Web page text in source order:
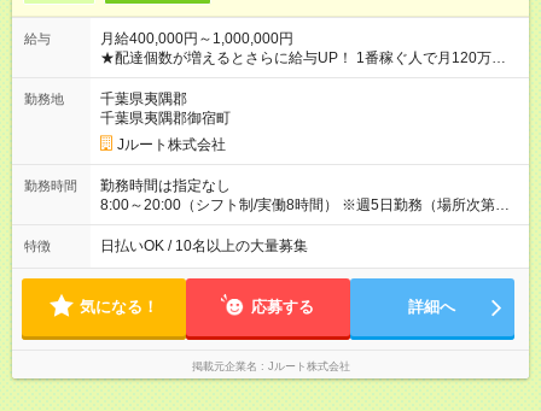
給与
月給400,000円～1,000,000円
★配達個数が増えるとさらに給与UP！ 1番稼ぐ人で月120万ほ
ど！ ・主要都市エリア 月収55万円／週5日稼働 月収65万~112
万円／週6日稼働 ・地方郊外エリア 月収40万円／週5日稼働 月
収40万円~50万円／週6日稼働 ＜モデルイメージ＞ ■月収50万
円 (27歳男性/江東区在住)※元建築関係 1日150個配達×25日勤務
(日休み) ■月収80万円(43歳男性/墨田区在住)※元営業 1日200個
勤務地
千葉県夷隅郡
千葉県夷隅郡御宿町
Jルート株式会社
勤務時間
勤務時間は指定なし
8:00～20:00（シフト制/実働8時間） ※週5日勤務（場所次第で
は週4も有り） ※配達状況によって時間外での勤務可能性有り ※
案件により多少の前後あり ※配達が完了次第、帰社OKです
特徴 日払いOK / 10名以上の大量募集
気になる！ 応募する 詳細へ
掲載元企業名 Jルート株式会社